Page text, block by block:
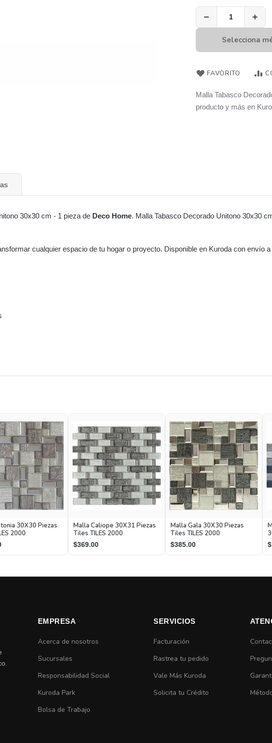
− +
Selecciona
FAVORITO
Malla Tabasco
producto y más en
30x30 cm - 1 pieza de Deco Home. Malla Tabasco Decorado Unitono 30x30
cualquier espacio de tu hogar o proyecto. Disponible en Kuroda con envío a
30X30 Piezas
2000
Malla Caliope 30X31 Piezas
Tiles TILES 2000
$369.00
Malla Gala 30X30 Piezas
Tiles TILES 2000
$385.00
EMPRESA
Acerca de nosotros
Sucursales
Responsabilidad Social
Kuroda Park
Bolsa de Trabajo
SERVICIOS
Facturación
Rastrea tu pedido
Vale Más Kuroda
Solicita tu Crédito